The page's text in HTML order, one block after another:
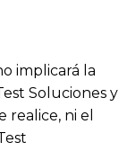
implicará la
Soluciones y
ni el